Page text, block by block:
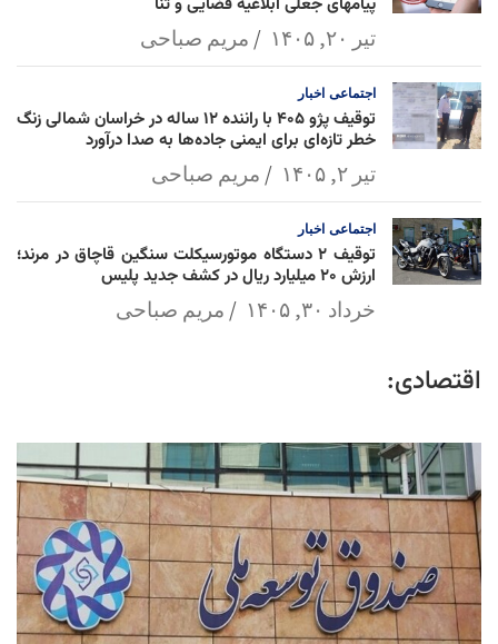
پیامهای جعلی ابلاغیه قضایی و ثنا
تیر ۲۰, ۱۴۰۵ مریم صباحی
اجتماعی اخبار
توقیف پژو ۴۰۵ با راننده ۱۲ ساله در خراسان شمالی زنگ
خطر تازه‌ای برای ایمنی جاده‌ها به صدا درآورد
تیر ۲, ۱۴۰۵ مریم صباحی
اجتماعی اخبار
توقیف ۲ دستگاه موتورسیکلت سنگین قاچاق در مرند؛
ارزش ۲۰ میلیارد ریال در کشف جدید پلیس
خرداد ۳۰, ۱۴۰۵ مریم صباحی
اقتصادی: